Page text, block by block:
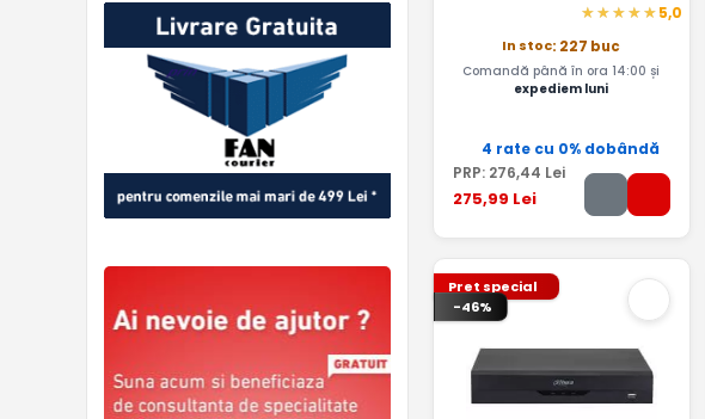
5,0
In stoc: 227 buc
Comandă până în ora 14:00 și
expediem luni
4 rate cu 0% dobândă
PRP: 276,44 Lei
275,99 Lei
Pret special
-46%